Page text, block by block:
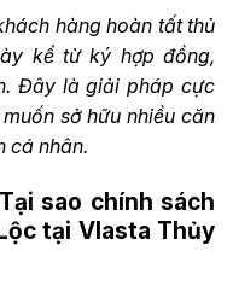
hàng hoàn tất thủ
kể từ ký hợp đồng,
Đây là giải pháp cực
sở hữu nhiều căn
cá nhân.
sao chính sách
tại Vlasta Thủy